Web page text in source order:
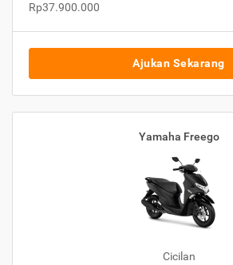
Rp37.900.000
Ajukan Sekarang
Yamaha Freego
Cicilan